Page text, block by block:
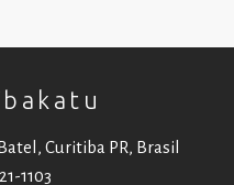
Curitiba PR, Brasil
1103